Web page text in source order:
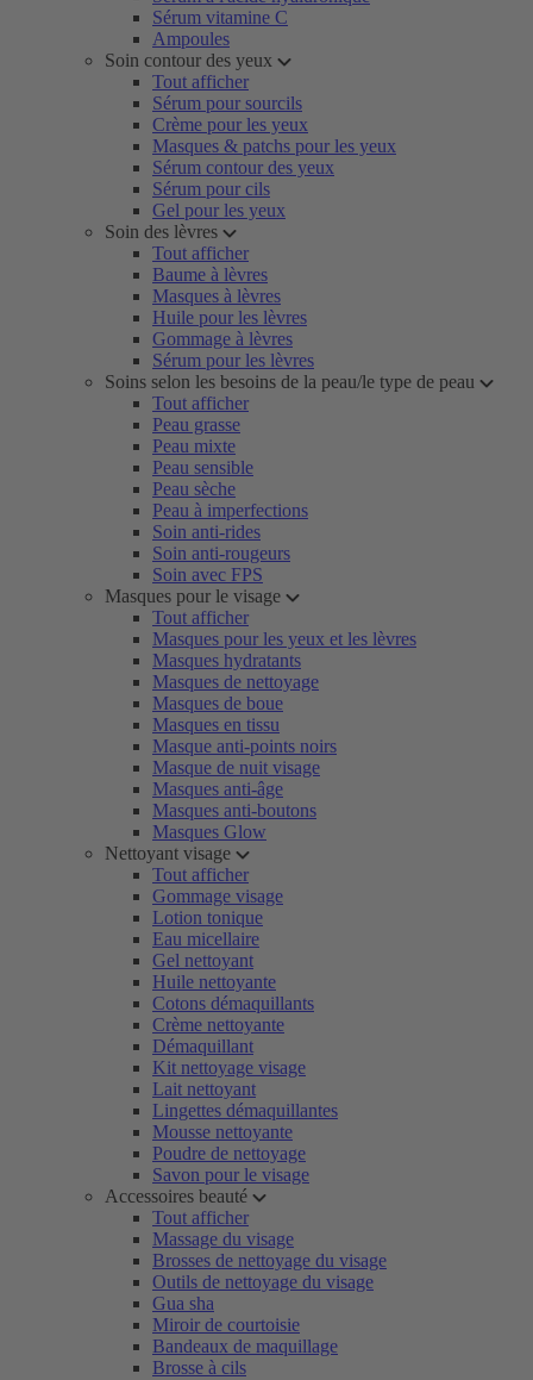
Sérum vitamine C
Ampoules
Soin contour des yeux
Tout afficher
Sérum pour sourcils
Crème pour les yeux
Masques & patchs pour les yeux
Sérum contour des yeux
Sérum pour cils
Gel pour les yeux
Soin des lèvres
Tout afficher
Baume à lèvres
Masques à lèvres
Huile pour les lèvres
Gommage à lèvres
Sérum pour les lèvres
Soins selon les besoins de la peau/le type de peau
Tout afficher
Peau grasse
Peau mixte
Peau sensible
Peau sèche
Peau à imperfections
Soin anti-rides
Soin anti-rougeurs
Soin avec FPS
Masques pour le visage
Tout afficher
Masques pour les yeux et les lèvres
Masques hydratants
Masques de nettoyage
Masques de boue
Masques en tissu
Masque anti-points noirs
Masque de nuit visage
Masques anti-âge
Masques anti-boutons
Masques Glow
Nettoyant visage
Tout afficher
Gommage visage
Lotion tonique
Eau micellaire
Gel nettoyant
Huile nettoyante
Cotons démaquillants
Crème nettoyante
Démaquillant
Kit nettoyage visage
Lait nettoyant
Lingettes démaquillantes
Mousse nettoyante
Poudre de nettoyage
Savon pour le visage
Accessoires beauté
Tout afficher
Massage du visage
Brosses de nettoyage du visage
Outils de nettoyage du visage
Gua sha
Miroir de courtoisie
Bandeaux de maquillage
Brosse à cils